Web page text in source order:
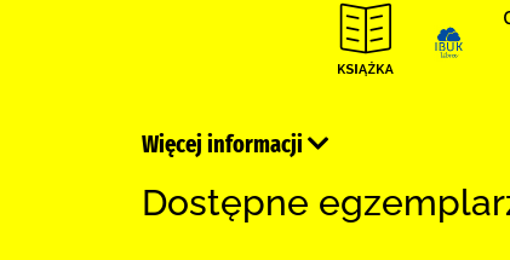
Więcej informacji
Dostępne